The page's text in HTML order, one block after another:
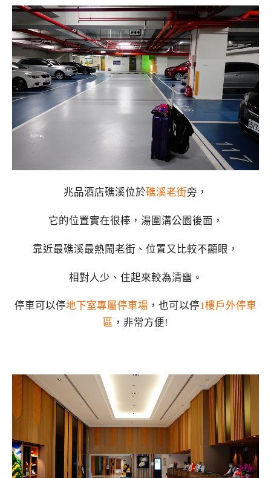
兆品酒店礁溪位於礁溪老街旁，
它的位置實在很棒，湯圍溝公園後面，
靠近最礁溪最熱鬧老街、位置又比較不顯眼，
相對人少、住起來較為清幽。
停車可以停地下室專屬停車場 ，也可以停1樓戶外停車
區 ，非常方便!